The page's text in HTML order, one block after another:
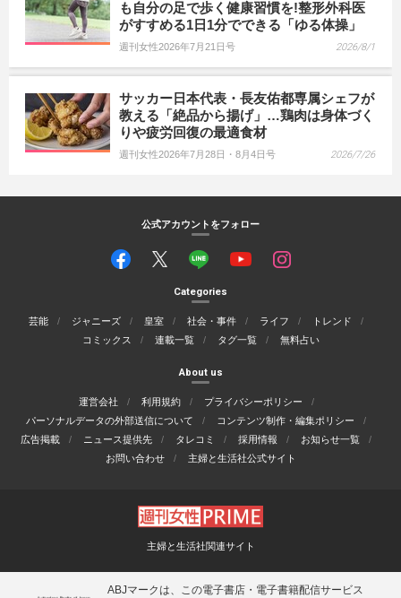
も自分の足で歩く健康習慣を!整形外科医
がすすめる1日1分でできる「ゆる体操」
週刊女性2026年7月21日号 2026/8/1
サッカー日本代表・長友佑都専属シェフが
教える「絶品から揚げ」…鶏肉は身体づく
りや疲労回復の最適食材
週刊女性2026年7月28日・8月4日号 2026/7/26
公式アカウントをフォロー
Categories
芸能 ジャニーズ 皇室 社会・事件 ライフ
トレンド
コミックス
連載一覧 タグ一覧 無料占い
About us
運営会社 利用規約
プライバシーポリシー
パーソナルデータの外部送信について
コンテンツ制作・編集ポリシー
広告掲載
ニュース提供先 タレコミ 採用情報
お知らせ一覧
お問い合わせ
主婦と生活社公式サイト
主婦と生活社関連サイト
ABJマークは、この電子書店・電子書籍配信サービス